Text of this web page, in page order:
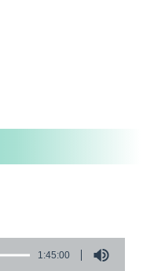
1:45:00